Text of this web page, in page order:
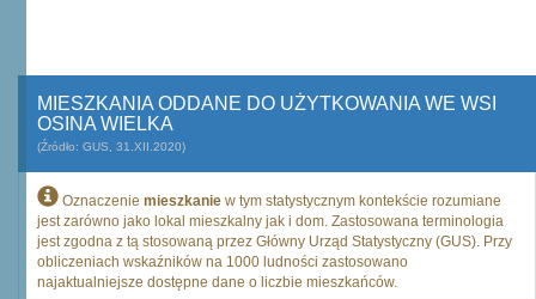
MIESZKANIA ODDANE DO UŻYTKOWANIA WE WSI
OSINA WIELKA
(Źródło: GUS, 31.XII.2020)
Oznaczenie mieszkanie w tym statystycznym kontekście rozumiane
jest zarówno jako lokal mieszkalny jak i dom. Zastosowana terminologia
jest zgodna z tą stosowaną przez Główny Urząd Statystyczny (GUS). Przy
obliczeniach wskaźników na 1000 ludności zastosowano
najaktualniejsze dostępne dane o liczbie mieszkańców.